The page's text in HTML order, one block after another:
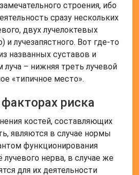
строения, ибо
сразу нескольких
двух лучелоктевых
и лучезапястного. Вот где-то
названных суставов и
луча – нижняя треть лучевой
«типичное место».
риска
костей, составляющих
являются в случае нормы
функционирования
нерва, в случае же
для их деятельности